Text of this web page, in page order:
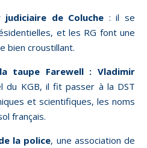
judiciaire de Coluche : il se
et les RG font une
bien croustillant.
taupe Farewell : Vladimir
du KGB, il fit passer à la DST
et scientifiques, les noms
français.
la police, une association de